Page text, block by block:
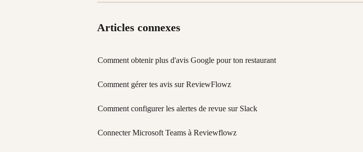
Articles connexes
Comment obtenir plus d'avis Google pour ton restaurant
Comment gérer tes avis sur ReviewFlowz
Comment configurer les alertes de revue sur Slack
Connecter Microsoft Teams à Reviewflowz